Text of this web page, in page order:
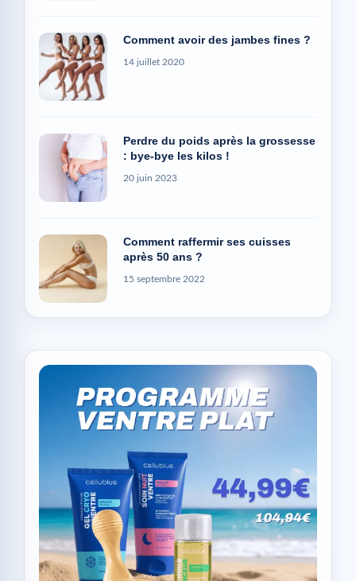
Comment avoir des jambes fines ?
14 juillet 2020
Perdre du poids après la grossesse
: bye-bye les kilos !
20 juin 2023
Comment raffermir ses cuisses
après 50 ans ?
15 septembre 2022